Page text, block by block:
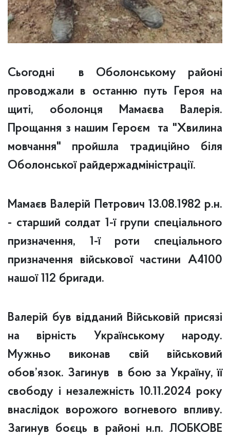
Сьогодні в Оболонському районі
проводжали в останню путь Героя на
щиті, оболонця Мамаєва Валерія.
Прощання з нашим Героєм та "Хвилина
мовчання" пройшла традиційно біля
Оболонської райдержадміністрації.
Мамаєв Валерій Петрович 13.08.1982 р.н.
- старший солдат 1-ї групи спеціального
призначення, 1-ї роти спеціального
призначення військової частини А4100
нашої 112 бригади.
Валерій був відданий Військовій присязі
на вірність Українському народу.
Мужньо виконав свій військовий
обов’язок. Загинув в бою за Україну, її
свободу і незалежність 10.11.2024 року
внаслідок ворожого вогневого впливу.
Загинув боєць в районі н.п. ЛОБКОВЕ